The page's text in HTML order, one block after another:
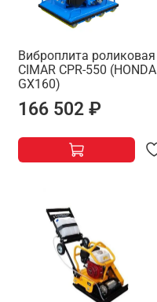
Виброплита роликовая
CIMAR CPR-550 (HONDA
GX160)
166 502 ₽